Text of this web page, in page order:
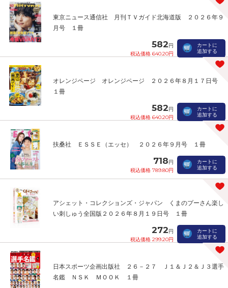
東京ニュース通信社 月刊ＴＶガイド北海道版 ２０２６年９
月号 １冊
582円
税込価格 640.20円
カートに
追加する
オレンジページ オレンジページ ２０２６年８月１７日号
１冊
582円
税込価格 640.20円
カートに
追加する
扶桑社 ＥＳＳＥ（エッセ） ２０２６年９月号 １冊
718円
税込価格 789.80円
カートに
追加する
アシェット・コレクションズ・ジャパン くまのプーさん楽し
い刺しゅう全国版２０２６年８月１９日号 １冊
272円
税込価格 299.20円
カートに
追加する
日本スポーツ企画出版社 ２６－２７ Ｊ１＆Ｊ２＆Ｊ３選手
名鑑 ＮＳＫ ＭＯＯＫ １冊